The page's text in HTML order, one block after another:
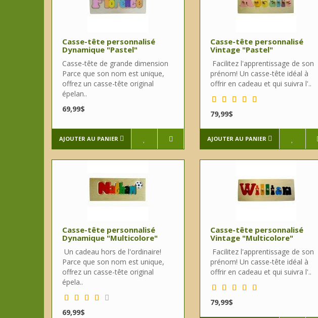
Casse-tête personnalisé
Dynamique "Pastel"
Casse-tête de grande dimension
Parce que son nom est unique,
offrez un casse-tête original
épelan..
69,99$
AJOUTER AU PANIER
Casse-tête personnalisé
Vintage "Pastel"
Facilitez l'apprentissage de son
prénom! Un casse-tête idéal à
offrir en cadeau et qui suivra l'..
79,99$
AJOUTER AU PANIER
Casse-tête personnalisé
Dynamique "Multicolore"
Un cadeau hors de l'ordinaire!
Parce que son nom est unique,
offrez un casse-tête original
épela..
69,99$
Casse-tête personnalisé
Vintage "Multicolore"
Facilitez l'apprentissage de son
prénom! Un casse-tête idéal à
offrir en cadeau et qui suivra l'..
79,99$